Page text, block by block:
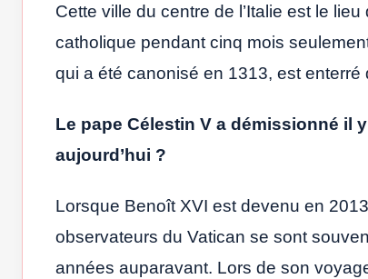
Cette ville du centre de l’Italie est le
catholique pendant cinq mois
qui a été canonisé en 1313, est enterré
Le pape Célestin V a démissionné il
aujourd’hui ?
Lorsque Benoît XVI est devenu en
observateurs du Vatican se sont
années auparavant. Lors de son